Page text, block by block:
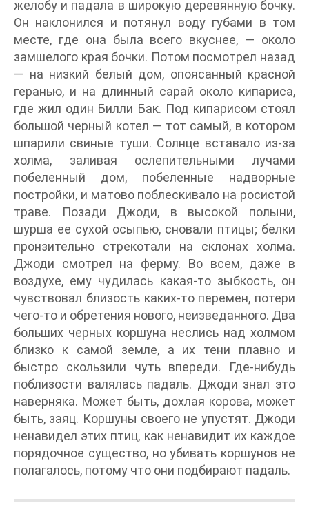
желобу и падала в широкую деревянную бочку.
Он наклонился и потянул воду губами в том
месте, где она была всего вкуснее, — около
замшелого края бочки. Потом посмотрел назад
— на низкий белый дом, опоясанный красной
геранью, и на длинный сарай около кипариса,
где жил один Билли Бак. Под кипарисом стоял
большой черный котел — тот самый, в котором
шпарили свиные туши. Солнце вставало из-за
холма, заливая ослепительными лучами
побеленный дом, побеленные надворные
постройки, и матово поблескивало на росистой
траве. Позади Джоди, в высокой полыни,
шурша ее сухой осыпью, сновали птицы; белки
пронзительно стрекотали на склонах холма.
Джоди смотрел на ферму. Во всем, даже в
воздухе, ему чудилась какая-то зыбкость, он
чувствовал близость каких-то перемен, потери
чего-то и обретения нового, неизведанного. Два
больших черных коршуна неслись над холмом
близко к самой земле, а их тени плавно и
быстро скользили чуть впереди. Где-нибудь
поблизости валялась падаль. Джоди знал это
наверняка. Может быть, дохлая корова, может
быть, заяц. Коршуны своего не упустят. Джоди
ненавидел этих птиц, как ненавидит их каждое
порядочное существо, но убивать коршунов не
полагалось, потому что они подбирают падаль.